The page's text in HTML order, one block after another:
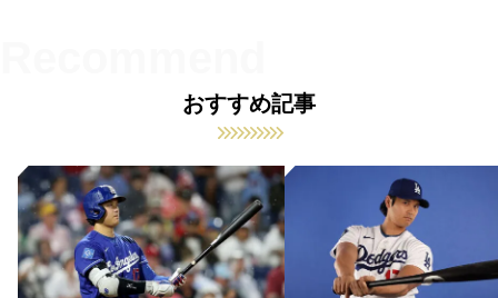
おすすめ記事